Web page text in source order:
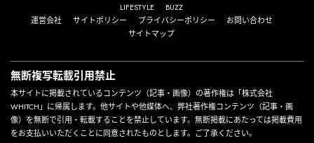
LIFESTYLE
BUZZ
運営会社
サイトポリシー プライバシーポリシー
お問い合わせ
サイトマップ
無断複写転載引用禁止
本サイトに掲載されているコンテンツ（記事・画像）の著作権は「株式会社
WHITCH」に帰属します。他サイトや他媒体へ、弊社著作権コンテンツ（記事・画
像）を無断で引用・転載することを禁止しています。無断掲載にあたっては掲載費用
をお支払いいただくことに同意されたものとします。ご了承ください。